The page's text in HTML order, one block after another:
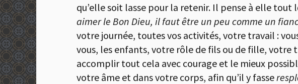
qu’elle soit lasse pour la retenir. Il pense à elle
aimer le Bon Dieu, il faut être un peu comme un
votre journée, toutes vos activités, votre travail :
vous, les enfants, votre rôle de fils ou de fille, votre
accomplir tout cela avec courage et le mieux
votre âme et dans votre corps, afin qu’il y fasse